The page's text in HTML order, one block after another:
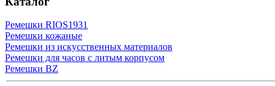
Ремешки RIOS1931
Ремешки кожаные
Ремешки из искусственных материалов
Ремешки для часов с литым корпусом
Ремешки BZ